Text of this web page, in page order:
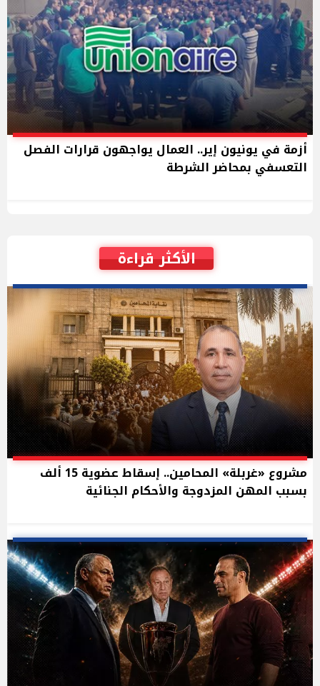
أزمة في يونيون إير.. العمال يواجهون قرارات الفصل
التعسفي بمحاضر الشرطة
الأكثر قراءة
مشروع «غربلة» المحامين.. إسقاط عضوية 15 ألف
بسبب المهن المزدوجة والأحكام الجنائية